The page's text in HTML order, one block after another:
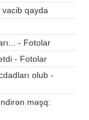
qayda
- Fotolar
- Fotolar
olub -
məşq: